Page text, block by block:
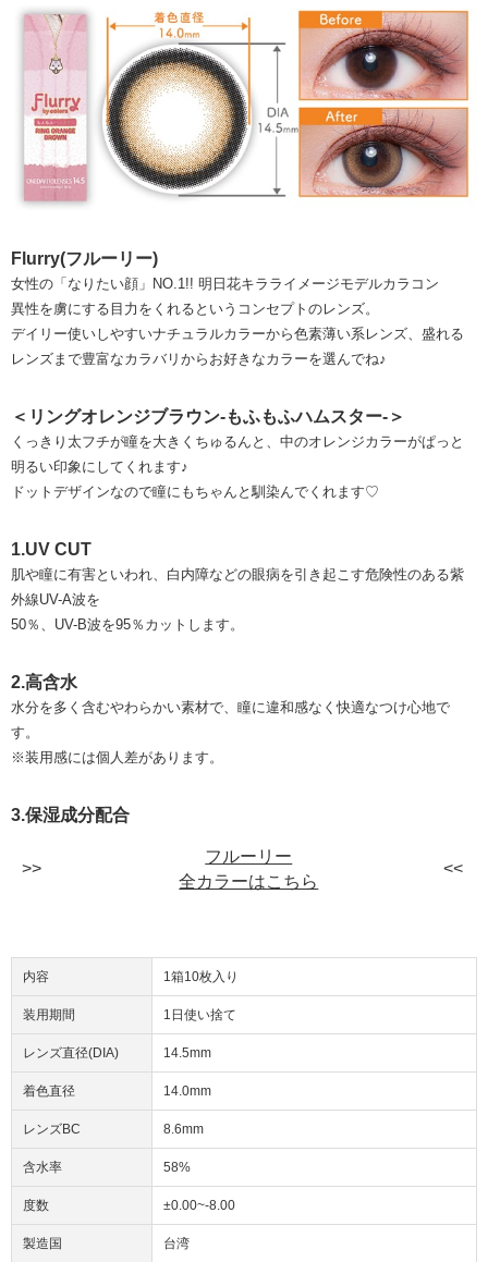
Flurry(フルーリー)
女性の「なりたい顔」NO.1!! 明日花キラライメージモデルカラコン
異性を虜にする目力をくれるというコンセプトのレンズ。
デイリー使いしやすいナチュラルカラーから色素薄い系レンズ、盛れる
レンズまで豊富なカラバリからお好きなカラーを選んでね♪
＜リングオレンジブラウン-もふもふハムスター-＞
くっきり太フチが瞳を大きくちゅるんと、中のオレンジカラーがぱっと
明るい印象にしてくれます♪
ドットデザインなので瞳にもちゃんと馴染んでくれます♡
1.UV CUT
肌や瞳に有害といわれ、白内障などの眼病を引き起こす危険性のある紫
外線UV-A波を
50％、UV-B波を95％カットします。
2.高含水
水分を多く含むやわらかい素材で、瞳に違和感なく快適なつけ心地で
す。
※装用感には個人差があります。
3.保湿成分配合
フルーリー
全カラーはこちら
内容 1箱10枚入り
装用期間 1日使い捨て
レンズ直径(DIA) 14.5mm
着色直径 14.0mm
レンズBC 8.6mm
含水率 58%
度数 ±0.00~-8.00
製造国 台湾